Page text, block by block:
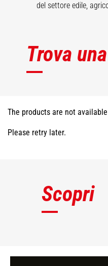
del settore edile,
Trova
The products are not
Please retry later.
Scopri